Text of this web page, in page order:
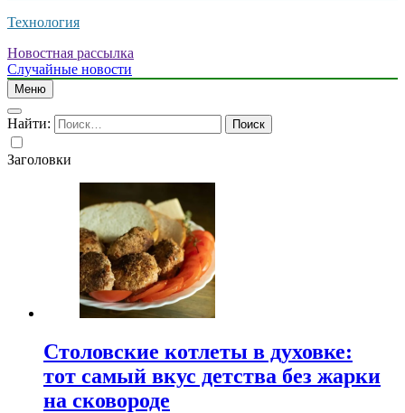
Технология
Новостная рассылка
Случайные новости
Меню
Найти:
Заголовки
Столовские котлеты в духовке:
тот самый вкус детства без жарки
на сковороде